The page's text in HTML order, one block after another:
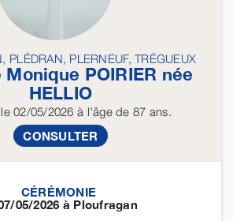
PLÉDRAN, PLERNEUF, TRÉGUEUX
Monique POIRIER née
HELLIO
02/05/2026 à l'âge de 87 ans.
CONSULTER
CÉRÉMONIE
05/2026 à Ploufragan